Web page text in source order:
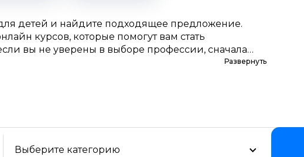
языки
Саморазвитие
детей и найдите подходящее предложение.
курсов, которые помогут вам стать
вы не уверены в выборе профессии, сначала
Большой выбор обучающих программ по цене,
Развернуть
Выберите категорию